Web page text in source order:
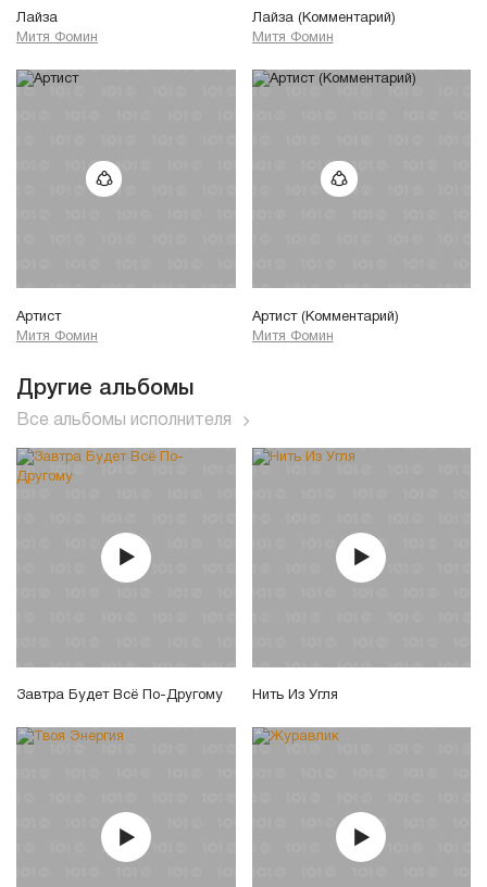
Лайза
Митя Фомин
Лайза (Комментарий)
Митя Фомин
Артист
Митя Фомин
Артист (Комментарий)
Митя Фомин
Другие альбомы
Все альбомы исполнителя
Завтра Будет Всё По-Другому Нить Из Угля